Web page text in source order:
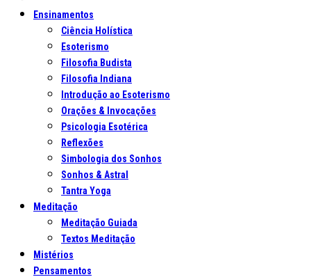
Ensinamentos
Ciência Holística
Esoterismo
Filosofia Budista
Filosofia Indiana
Introdução ao Esoterismo
Orações & Invocações
Psicologia Esotérica
Reflexões
Simbologia dos Sonhos
Sonhos & Astral
Tantra Yoga
Meditação
Meditação Guiada
Textos Meditação
Mistérios
Pensamentos